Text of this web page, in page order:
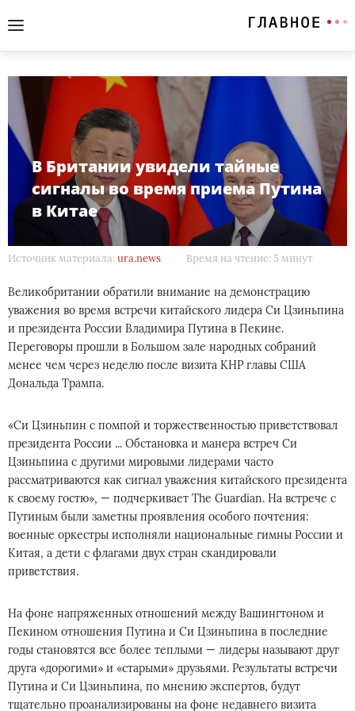
В Британии увидели тайные
сигналы во время приема Путина
в Китае
Источник материала: ura.news Время на чтение: 5 минут
Великобритании обратили внимание на демонстрацию
уважения во время встречи китайского лидера Си Цзиньпина
и президента России Владимира Путина в Пекине.
Переговоры прошли в Большом зале народных собраний
менее чем через неделю после визита КНР главы США
Дональда Трампа.
«Си Цзиньпин с помпой и торжественностью приветствовал
президента России ... Обстановка и манера встреч Си
Цзиньпина с другими мировыми лидерами часто
рассматриваются как сигнал уважения китайского президента
к своему гостю», — подчеркивает The Guardian. На встрече с
Путиным были заметны проявления особого почтения:
военные оркестры исполняли национальные гимны России и
Китая, а дети с флагами двух стран скандировали
приветствия.
На фоне напряженных отношений между Вашингтоном и
Пекином отношения Путина и Си Цзиньпина в последние
годы становятся все более теплыми — лидеры называют друг
друга «дорогими» и «старыми» друзьями. Результаты встречи
Путина и Си Цзиньпина, по мнению экспертов, будут
тщательно проанализированы на фоне недавнего визита